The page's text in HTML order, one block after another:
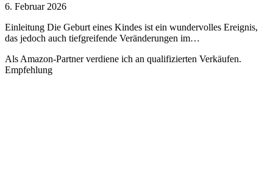
6. Februar 2026
Einleitung Die Geburt eines Kindes ist ein wundervolles Ereignis,
das jedoch auch tiefgreifende Veränderungen im…
Als Amazon-Partner verdiene ich an qualifizierten Verkäufen.
Empfehlung